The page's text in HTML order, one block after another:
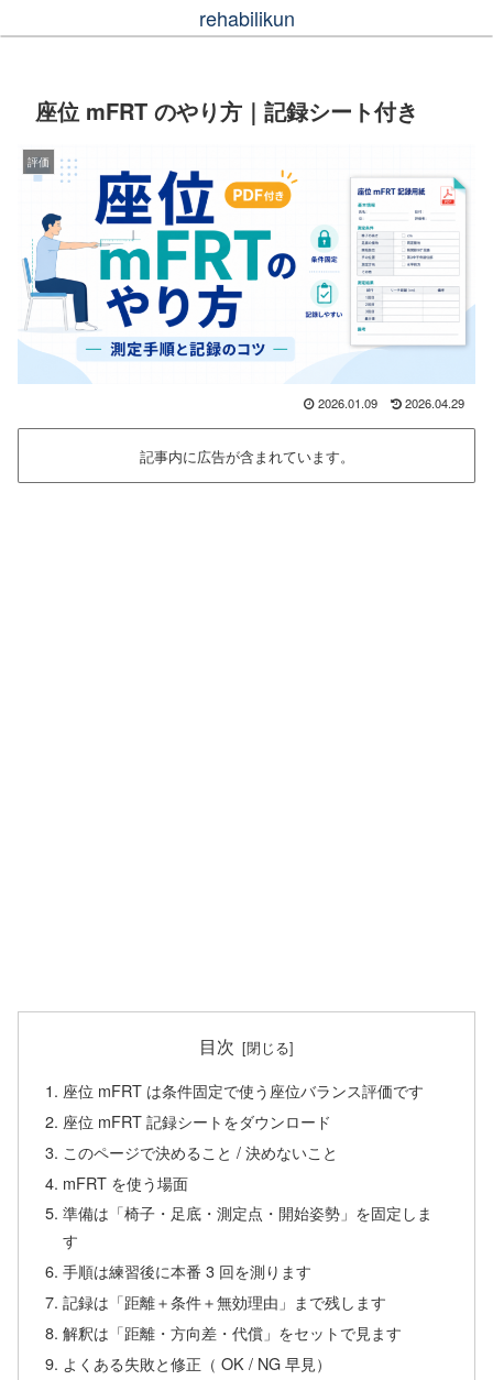
rehabilikun
座位 mFRT のやり方｜記録シート付き
評価
2026.01.09 2026.04.29
記事内に広告が含まれています。
目次
座位 mFRT は条件固定で使う座位バランス評価です
座位 mFRT 記録シートをダウンロード
このページで決めること / 決めないこと
mFRT を使う場面
準備は「椅子・足底・測定点・開始姿勢」を固定しま
す
手順は練習後に本番 3 回を測ります
記録は「距離＋条件＋無効理由」まで残します
解釈は「距離・方向差・代償」をセットで見ます
よくある失敗と修正（ OK / NG 早見）